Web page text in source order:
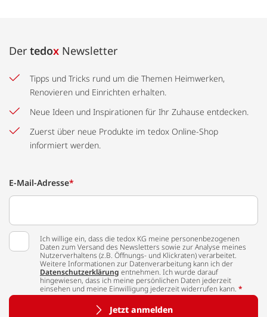
Der tedox Newsletter
Tipps und Tricks rund um die Themen Heimwerken,
Renovieren und Einrichten erhalten.
Neue Ideen und Inspirationen für Ihr Zuhause entdecken.
Zuerst über neue Produkte im tedox Online-Shop
informiert werden.
E-Mail-Adresse*
Ich willige ein, dass die tedox KG meine personenbezogenen
Daten zum Versand des Newsletters sowie zur Analyse meines
Nutzerverhaltens (z.B. Öffnungs- und Klickraten) verarbeitet.
Weitere Informationen zur Datenverarbeitung kann ich der
Datenschutzerklärung entnehmen. Ich wurde darauf
hingewiesen, dass ich meine persönlichen Daten jederzeit
einsehen und meine Einwilligung jederzeit widerrufen kann. *
Jetzt anmelden